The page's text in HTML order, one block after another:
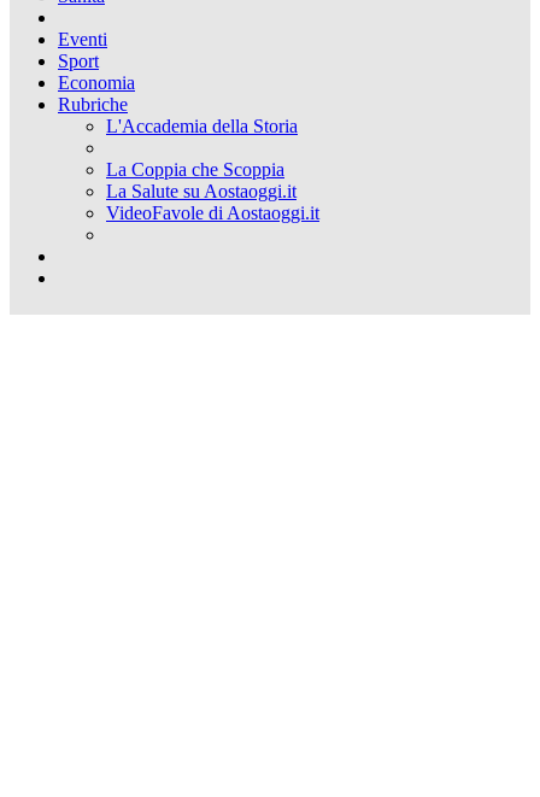
Eventi
Sport
Economia
Rubriche
L'Accademia della Storia
La Coppia che Scoppia
La Salute su Aostaoggi.it
VideoFavole di Aostaoggi.it